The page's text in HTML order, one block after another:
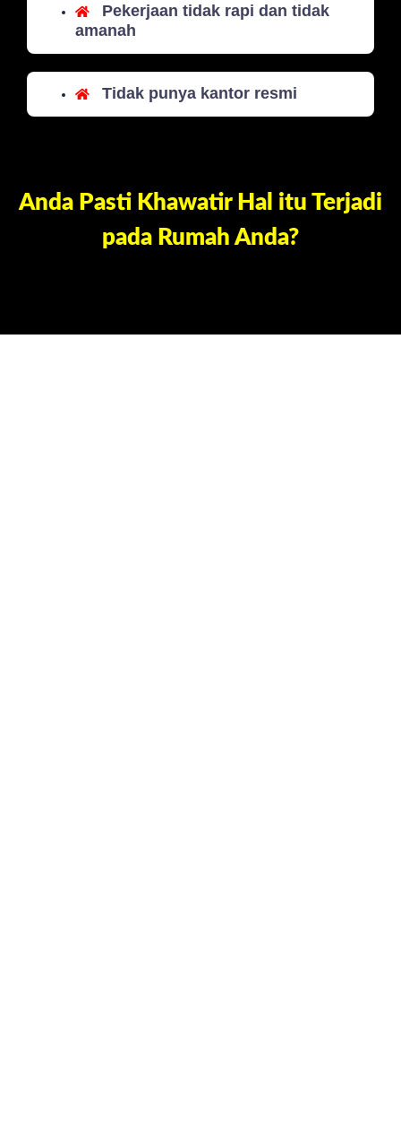
Pekerjaan tidak rapi dan tidak
amanah
Tidak punya kantor resmi
Anda Pasti Khawatir Hal itu Terjadi
pada Rumah Anda?